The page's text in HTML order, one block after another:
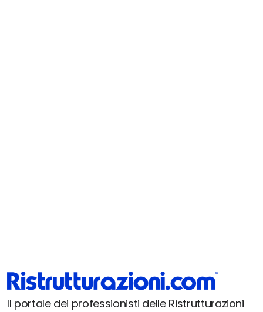
Il portale dei professionisti delle Ristrutturazioni